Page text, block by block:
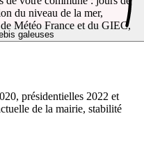
galeuses
du niveau de la mer,
de Météo France et du GIEC,
présidentielles 2022 et
de la mairie, stabilité